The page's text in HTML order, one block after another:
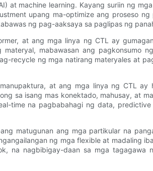
machine learning. Kayang suriin ng
upang ma-optimize ang proseso
ng pag-aaksaya sa paglipas ng
at ang mga linya ng CTL ay
mabawasan ang pagkonsumo
recycle ng mga natirang materyales at
at ang mga linya ng CTL
sa isang mas konektado, mahusay, at
time na pagbabahagi ng data,
matugunan ang mga partikular na
ng mga flexible at madaling
na nagbibigay-daan sa mga tagagawa